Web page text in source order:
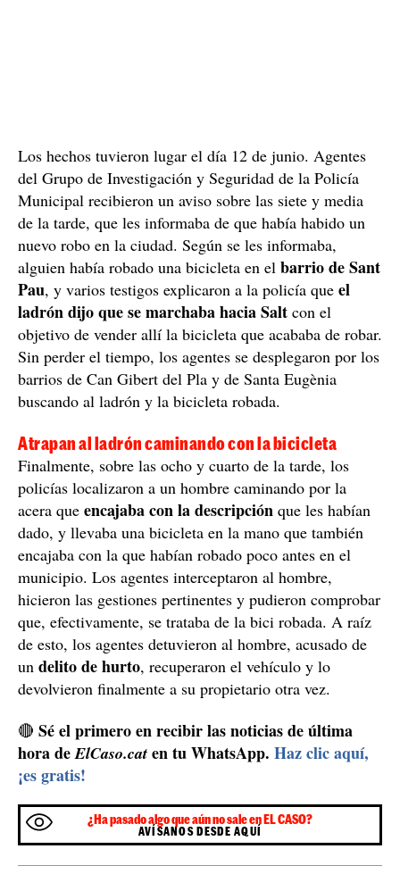
Los hechos tuvieron lugar el día 12 de junio. Agentes
del Grupo de Investigación y Seguridad de la Policía
Municipal recibieron un aviso sobre las siete y media
de la tarde, que les informaba de que había habido un
nuevo robo en la ciudad. Según se les informaba,
alguien había robado una bicicleta en el barrio de Sant
Pau, y varios testigos explicaron a la policía que el
ladrón dijo que se marchaba hacia Salt con el
objetivo de vender allí la bicicleta que acababa de robar.
Sin perder el tiempo, los agentes se desplegaron por los
barrios de Can Gibert del Pla y de Santa Eugènia
buscando al ladrón y la bicicleta robada.
Atrapan al ladrón caminando con la bicicleta
Finalmente, sobre las ocho y cuarto de la tarde, los
policías localizaron a un hombre caminando por la
acera que encajaba con la descripción que les habían
dado, y llevaba una bicicleta en la mano que también
encajaba con la que habían robado poco antes en el
municipio. Los agentes interceptaron al hombre,
hicieron las gestiones pertinentes y pudieron comprobar
que, efectivamente, se trataba de la bici robada. A raíz
de esto, los agentes detuvieron al hombre, acusado de
un delito de hurto, recuperaron el vehículo y lo
devolvieron finalmente a su propietario otra vez.
🔴 Sé el primero en recibir las noticias de última
hora deElCaso.cat en tu WhatsApp. Haz clic aquí,
¡es gratis!
¿Ha pasado algo que aún no sale en EL CASO?
AVÍSANOS DESDE AQUÍ